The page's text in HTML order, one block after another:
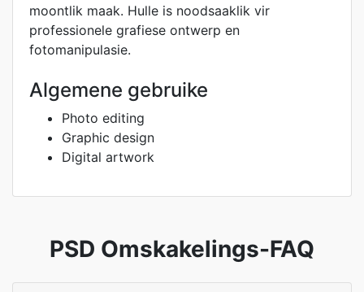
moontlik maak. Hulle is noodsaaklik vir
professionele grafiese ontwerp en
fotomanipulasie.
Algemene gebruike
Photo editing
Graphic design
Digital artwork
PSD Omskakelings-FAQ